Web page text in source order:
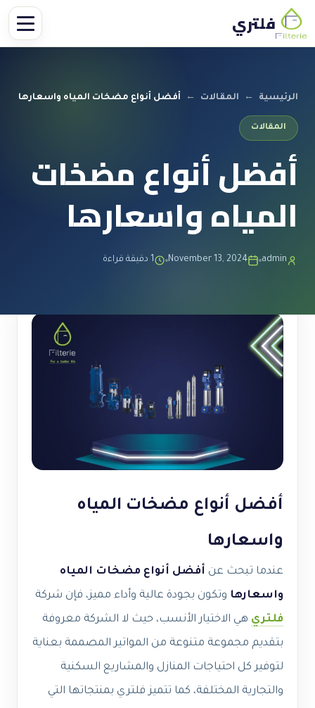
فلتري
الرئيسية ← المقالات ← أفضل أنواع مضخات المياه واسعارها
المقالات
أفضل أنواع مضخات
المياه واسعارها
admin
November 13, 2024 1 دقيقة قراءة
أفضل أنواع مضخات المياه
واسعارها
عندما تبحث عن أفضل أنواع مضخات المياه
واسعارها وتكون بجودة عالية وأداء مميز، فإن شركة
فلتري هي الاختيار الأنسب، حيث لا الشركة معروفة
بتقديم مجموعة متنوعة من المواتير المصممة بعناية
لتوفير كل احتياجات المنازل والمشاريع السكنية
والتجارية المختلفة، كما تتميز فلتري بمنتجاتها التي